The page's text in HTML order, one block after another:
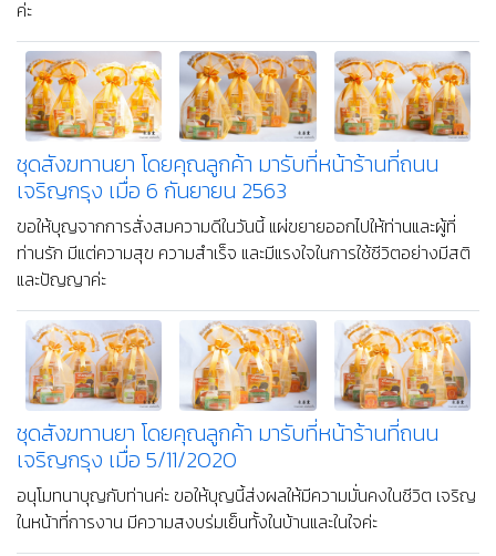
สังฆทานยาจัดเอง 9 ชุด โดยคุณ first มารับเองที่หน้า
ร้าน ที่ปากซอยเจริญกรุง 63 เจริญกรุง ยานนาวา สาทร
กรุงเทพ เมื่อ 18 พฤศจิกายน 2565
ขออนุโมทนาในจิตศรัทธาของท่าน ขอให้บุญกุศลนี้ส่งผลให้ชีวิตพบแต่
ความสุขสดใส ไร้โรค ไร้ภัย มีโชคลาภ และมีใจที่เปี่ยมด้วยความเมตตา
ค่ะ
ชุดสังฆทานยา โดยคุณลูกค้า มารับที่หน้าร้านที่ถนน
เจริญกรุง เมื่อ 6 กันยายน 2563
ขอให้บุญจากการสั่งสมความดีในวันนี้ แผ่ขยายออกไปให้ท่านและผู้ที่
ท่านรัก มีแต่ความสุข ความสำเร็จ และมีแรงใจในการใช้ชีวิตอย่างมีสติ
และปัญญาค่ะ